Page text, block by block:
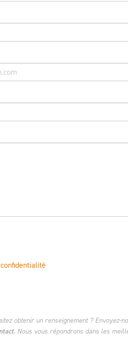
obtenir un renseignement ? Envoyez-
. Nous vous répondrons dans les